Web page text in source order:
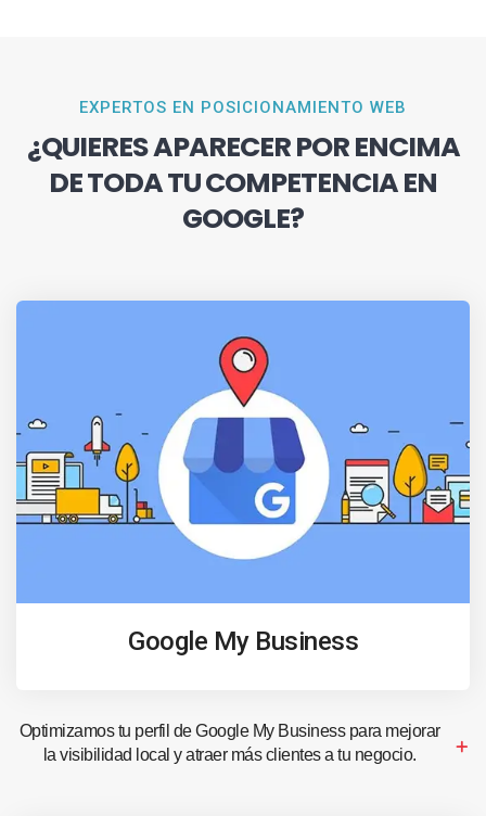
EXPERTOS EN POSICIONAMIENTO WEB
¿QUIERES APARECER POR ENCIMA
DE TODA TU COMPETENCIA EN
GOOGLE?
Google My Business
Optimizamos tu perfil de Google My Business para mejorar
la visibilidad local y atraer más clientes a tu negocio.